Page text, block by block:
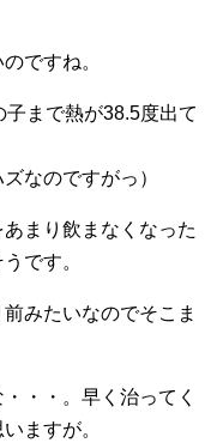
ですね。
まで熱が38.5度出て
なのですがっ）
まり飲まなくなった
です。
みたいなのでそこま
・・。早く治ってく
ますが。